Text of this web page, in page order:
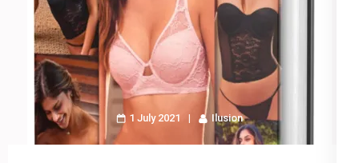
1 July 2021 Ilusion